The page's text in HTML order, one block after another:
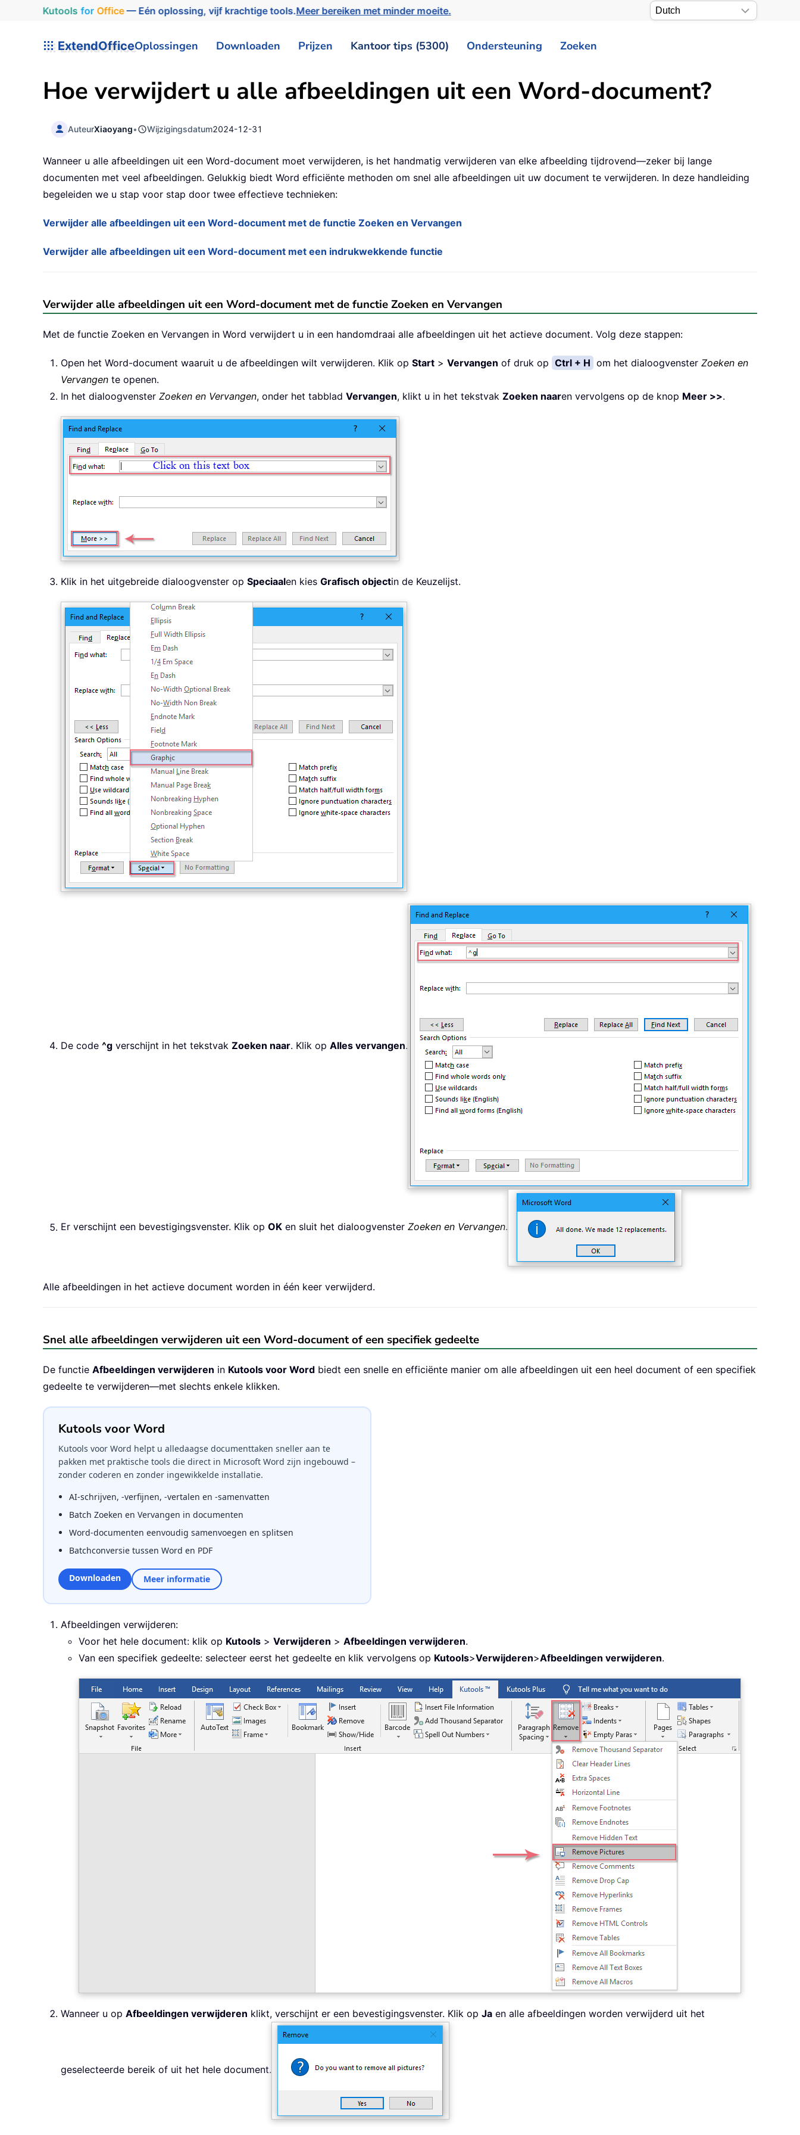
Kutools for Office— Eén oplossing, vijf krachtige tools.Meer bereiken met minder moeite.
ExtendOfficeOplossingen Downloaden Prijzen Kantoor tips (5300) Ondersteuning Zoeken
Hoe verwijdert u alle afbeeldingen uit een Word-document?
AuteurXiaoyang• Wijzigingsdatum2024-12-31
Wanneer u alle afbeeldingen uit een Word-document moet verwijderen, is het handmatig verwijderen van elke afbeelding tijdrovend—zeker bij lange
documenten met veel afbeeldingen. Gelukkig biedt Word efficiënte methoden om snel alle afbeeldingen uit uw document te verwijderen. In deze handleiding
begeleiden we u stap voor stap door twee effectieve technieken:
Verwijder alle afbeeldingen uit een Word-document met de functie Zoeken en Vervangen
Verwijder alle afbeeldingen uit een Word-document met een indrukwekkende functie
Verwijder alle afbeeldingen uit een Word-document met de functie Zoeken en Vervangen
Met de functie Zoeken en Vervangen in Word verwijdert u in een handomdraai alle afbeeldingen uit het actieve document. Volg deze stappen:
Open het Word-document waaruit u de afbeeldingen wilt verwijderen. Klik op Start > Vervangen of druk op Ctrl + H om het dialoogvenster Zoeken en
Vervangen te openen.
In het dialoogvenster Zoeken en Vervangen, onder het tabblad Vervangen, klikt u in het tekstvak Zoeken naaren vervolgens op de knop Meer >>.
Klik in het uitgebreide dialoogvenster op Speciaalen kies Grafisch objectin de Keuzelijst.
De code ^g verschijnt in het tekstvak Zoeken naar. Klik op Alles vervangen.
Er verschijnt een bevestigingsvenster. Klik op OK en sluit het dialoogvenster Zoeken en Vervangen.
Alle afbeeldingen in het actieve document worden in één keer verwijderd.
Snel alle afbeeldingen verwijderen uit een Word-document of een specifiek gedeelte
De functie Afbeeldingen verwijderen in Kutools voor Word biedt een snelle en efficiënte manier om alle afbeeldingen uit een heel document of een specifiek
gedeelte te verwijderen—met slechts enkele klikken.
Kutools voor Word
Kutools voor Word helpt u alledaagse documenttaken sneller aan te
pakken met praktische tools die direct in Microsoft Word zijn ingebouwd –
zonder coderen en zonder ingewikkelde installatie.
AI-schrijven, -verfijnen, -vertalen en -samenvatten
Batch Zoeken en Vervangen in documenten
Word-documenten eenvoudig samenvoegen en splitsen
Batchconversie tussen Word en PDF
Downloaden Meer informatie
Afbeeldingen verwijderen:
Voor het hele document: klik op Kutools > Verwijderen > Afbeeldingen verwijderen.
Van een specifiek gedeelte: selecteer eerst het gedeelte en klik vervolgens op Kutools>Verwijderen>Afbeeldingen verwijderen.
Wanneer u op Afbeeldingen verwijderen klikt, verschijnt er een bevestigingsvenster. Klik op Ja en alle afbeeldingen worden verwijderd uit het
geselecteerde bereik of uit het hele document.